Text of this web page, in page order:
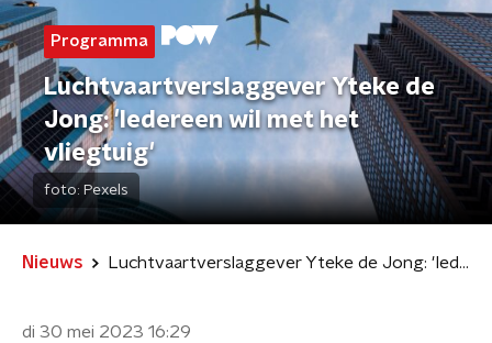
Programma
Luchtvaartverslaggever Yteke de
Jong: 'Iedereen wil met het
vliegtuig'
foto: Pexels
Nieuws Luchtvaartverslaggever Yteke de Jong: 'Iedereen wil met het vliegtuig'
di 30 mei 2023 16:29